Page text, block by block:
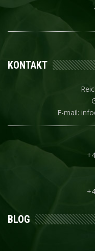
KONTAKT
E-mail:
BLOG